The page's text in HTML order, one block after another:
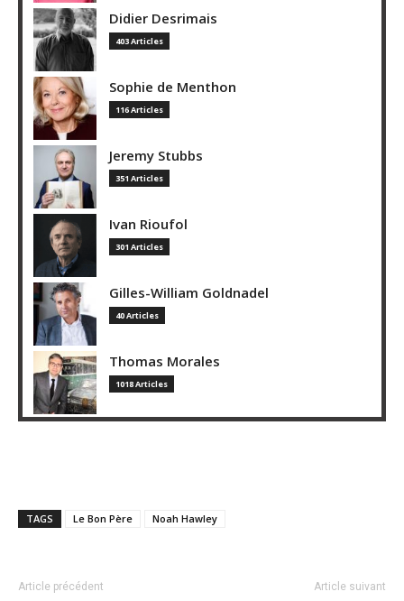
Didier Desrimais
403 Articles
Sophie de Menthon
116 Articles
Jeremy Stubbs
351 Articles
Ivan Rioufol
301 Articles
Gilles-William Goldnadel
40 Articles
Thomas Morales
1018 Articles
TAGS Le Bon Père Noah Hawley
Article précédent Article suivant